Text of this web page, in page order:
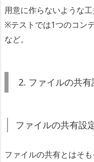
用意に作らないような工
※テストでは1つのコン
など。
2. ファイルの共有
ファイルの共有設
ファイルの共有とはそ